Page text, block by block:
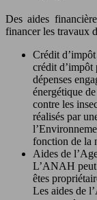
Des aides
financer les travaux
Crédit
crédit d’impôt
dépenses
énergétique
contre les
réalisés par
fonction de la
Aides de
L’ANAH peut
êtes
Les aides de